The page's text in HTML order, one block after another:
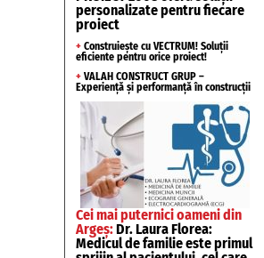
personalizate pentru fiecare
proiect
+ Construiește cu VECTRUM! Soluții
eficiente pentru orice proiect!
+ VALAH CONSTRUCT GRUP –
Experiență și performanță în construcții
Cei mai puternici oameni din
Argeș:Dr. Laura Florea:
Medicul de familie este primul